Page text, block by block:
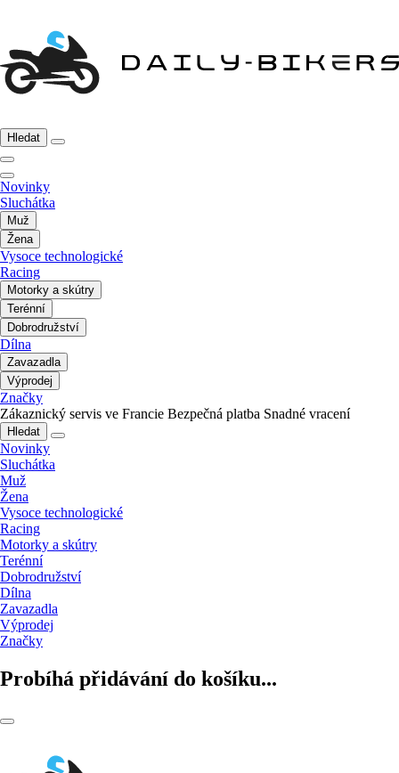
Hledat
Novinky
Sluchátka
Muž
Žena
Vysoce technologické
Racing
Motorky a skútry
Terénní
Dobrodružství
Dílna
Zavazadla
Výprodej
Značky
Zákaznický servis ve Francie Bezpečná platba Snadné vracení
Hledat
Novinky
Sluchátka
Muž
Žena
Vysoce technologické
Racing
Motorky a skútry
Terénní
Dobrodružství
Dílna
Zavazadla
Výprodej
Značky
Probíhá přidávání do košíku...